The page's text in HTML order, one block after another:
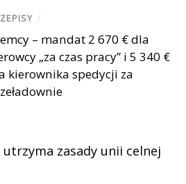
/
– mandat 2 670 € dla
„za czas pracy” i 5 340 €
kierownika spedycji za
zasady unii celnej